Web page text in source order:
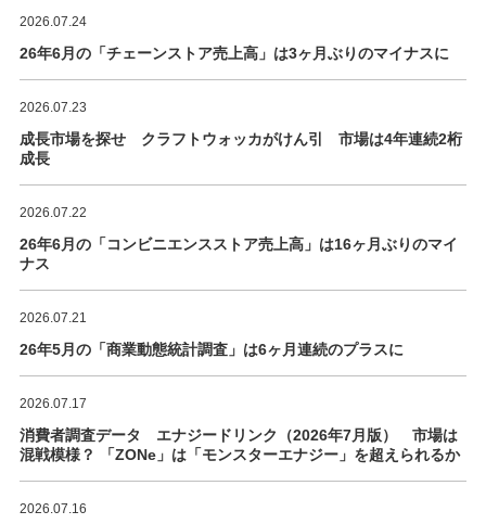
2026.07.24
26年6月の「チェーンストア売上高」は3ヶ月ぶりのマイナスに
2026.07.23
成長市場を探せ クラフトウォッカがけん引 市場は4年連続2桁
成長
2026.07.22
26年6月の「コンビニエンスストア売上高」は16ヶ月ぶりのマイ
ナス
2026.07.21
26年5月の「商業動態統計調査」は6ヶ月連続のプラスに
2026.07.17
消費者調査データ エナジードリンク（2026年7月版） 市場は
混戦模様？ 「ZONe」は「モンスターエナジー」を超えられるか
2026.07.16